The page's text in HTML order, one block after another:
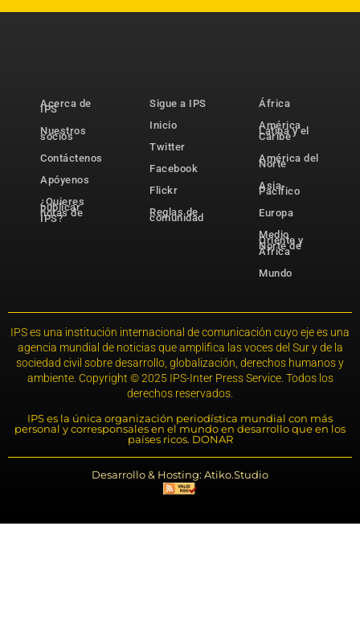
Acerca de
IPS
Nuestros
socios
Contáctenos
Apóyenos
¿Quieres
publicar
notas de
IPS?
Sigue a IPS
Inicio
Twitter
Facebook
Flickr
Reglas de
comunidad
África
América
Latina y el
Caribe
América del
Norte
Asia-
Pacífico
Europa
Medio
Oriente y
Norte de
África
Mundo
IPS es una institución internacional de comunicación cuyo eje es una
agencia mundial de noticias que amplifica las voces del Sur y de la
sociedad civil sobre desarrollo, globalización, derechos humanos y
ambiente. Copyright © 2025 IPS-Inter Press Service. Todos los
derechos reservados.
IPS es la única organización periodística mundial con más
personal y corresponsales en el mundo en desarrollo que en los
países ricos. DONAR
Desarrollo & Hosting: Atiko.Studio